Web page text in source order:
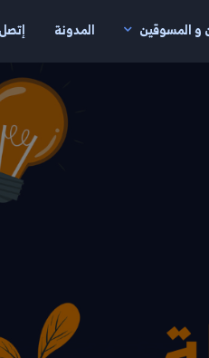
و المسوقين المدونة